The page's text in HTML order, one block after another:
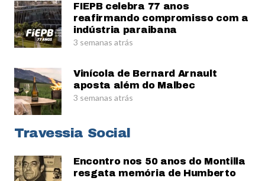
FIEPB celebra 77 anos
reafirmando compromisso com a
indústria paraibana
3 semanas atrás
Vinícola de Bernard Arnault
aposta além do Malbec
3 semanas atrás
Travessia Social
Encontro nos 50 anos do Montilla
resgata memória de Humberto